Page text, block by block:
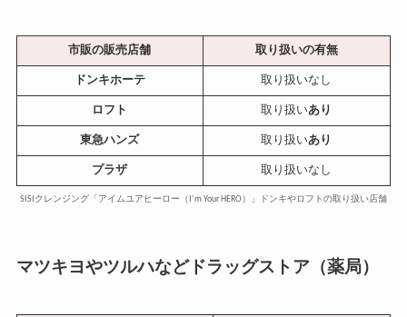
市販の販売店舗 取り扱いの有無
ドンキホーテ 取り扱いなし
ロフト 取り扱いあり
東急ハンズ 取り扱いあり
プラザ 取り扱いなし
SISIクレンジング「アイムユアヒーロー（I’m Your HERO）」ドンキやロフトの取り扱い店舗
マツキヨやツルハなどドラッグストア（薬局）